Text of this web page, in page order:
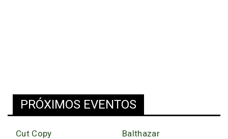
PRÓXIMOS EVENTOS
Cut Copy Balthazar